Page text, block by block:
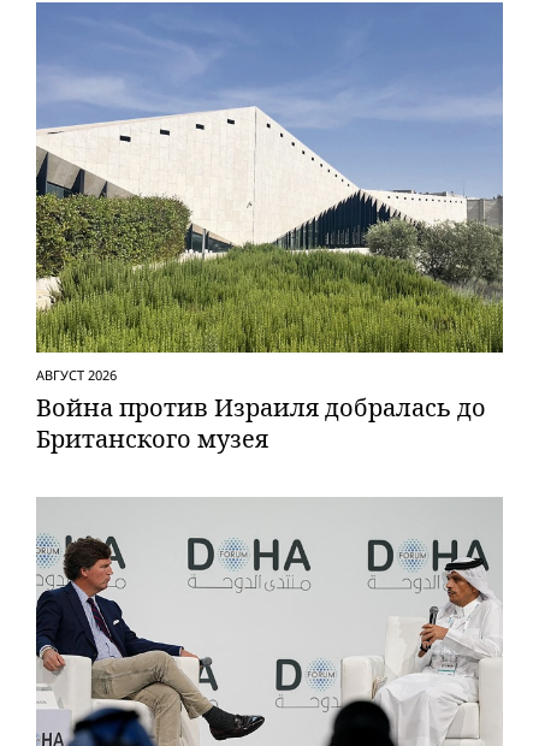
АВГУСТ 2026
Вой­на против Израиля добралась до
Британского музея